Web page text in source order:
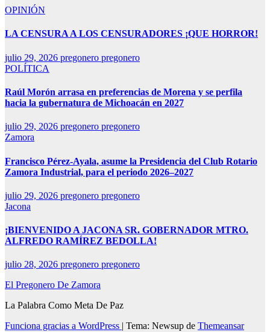
OPINIÓN
LA CENSURA A LOS CENSURADORES ¡QUE HORROR!
julio 29, 2026 pregonero pregonero
POLÍTICA
Raúl Morón arrasa en preferencias de Morena y se perfila
hacia la gubernatura de Michoacán en 2027
julio 29, 2026 pregonero pregonero
Zamora
Francisco Pérez-Ayala, asume la Presidencia del Club Rotario
Zamora Industrial, para el periodo 2026–2027
julio 29, 2026 pregonero pregonero
Jacona
¡BIENVENIDO A JACONA SR. GOBERNADOR MTRO.
ALFREDO RAMÍREZ BEDOLLA!
julio 28, 2026 pregonero pregonero
El Pregonero De Zamora
La Palabra Como Meta De Paz
Funciona gracias a WordPress | Tema: Newsup de Themeansar